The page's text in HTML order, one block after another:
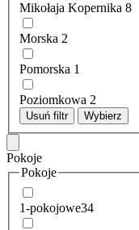
Mikołaja Kopernika 8
Morska 2
Pomorska 1
Poziomkowa 2
Usuń filtr Wybierz
Pokoje
Pokoje
1-pokojowe34